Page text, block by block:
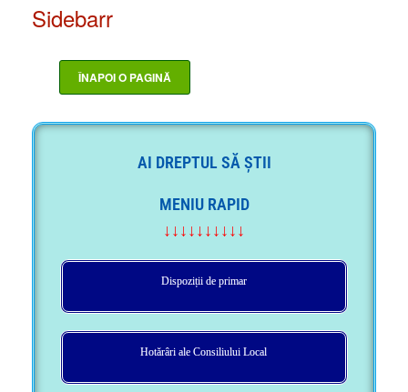
Sidebarr
AI DREPTUL SĂ ȘTII
MENIU RAPID
↓↓↓↓↓↓↓↓↓↓
Dispoziții de primar
Hotărâri ale Consiliului Local